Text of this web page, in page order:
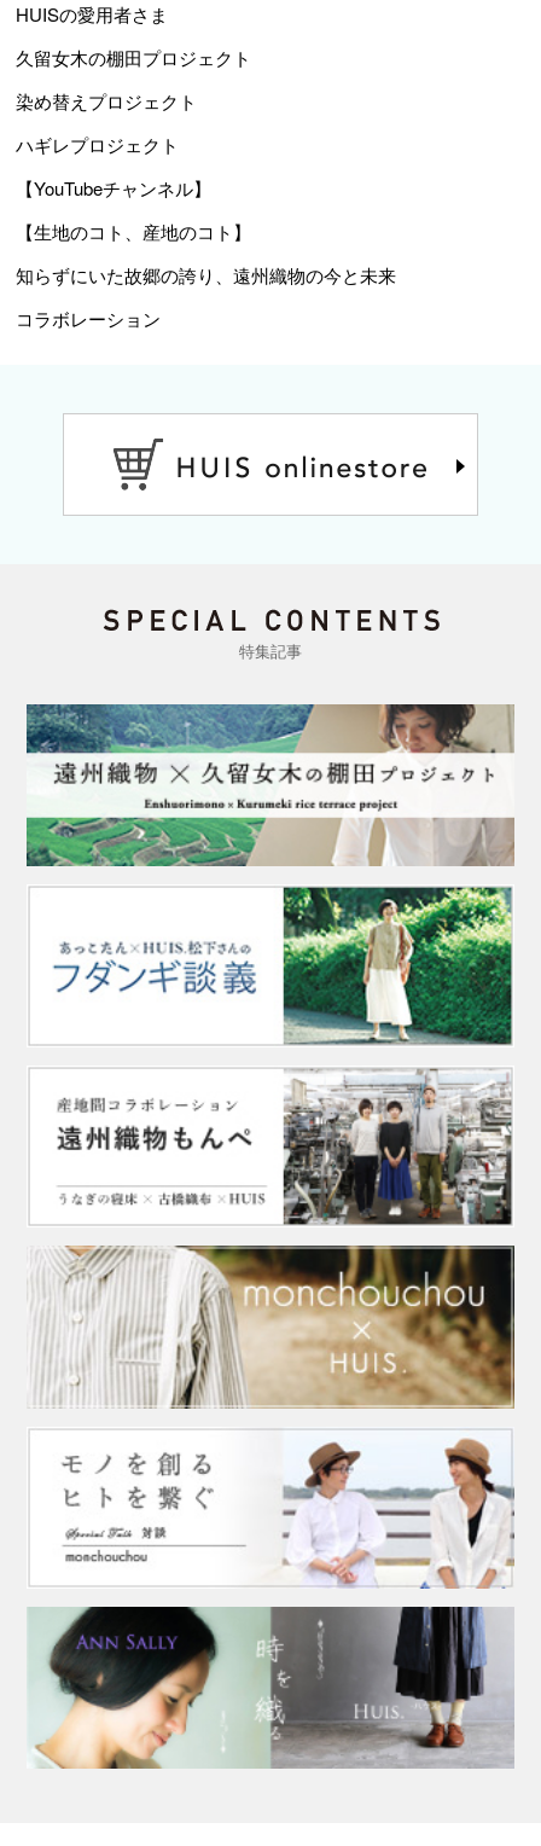
HUISの愛用者さま
久留女木の棚田プロジェクト
染め替えプロジェクト
ハギレプロジェクト
【YouTubeチャンネル】
【生地のコト、産地のコト】
知らずにいた故郷の誇り、遠州織物の今と未来
コラボレーション
特集記事